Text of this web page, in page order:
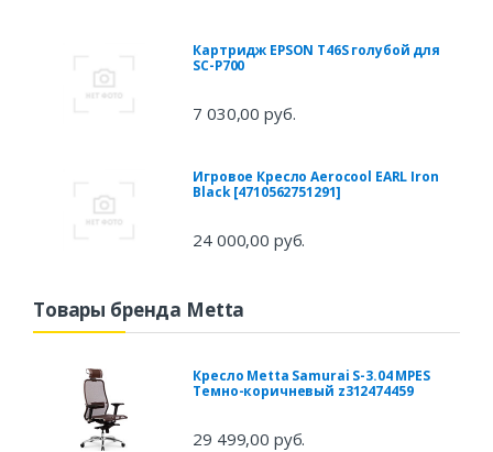
Картридж EPSON T46S голубой для
SC-P700
7 030,00 руб.
Игровое Кресло Aerocool EARL Iron
Black [4710562751291]
24 000,00 руб.
Товары бренда Metta
Кресло Metta Samurai S-3.04 MPES
Темно-коричневый z312474459
29 499,00 руб.